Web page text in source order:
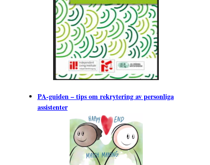
PA-guiden – tips om rekrytering av personliga
assistenter